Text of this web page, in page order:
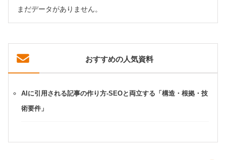
まだデータがありません。
おすすめの人気資料
AIに引用される記事の作り方-SEOと両立する「構造・根拠・技
術要件」